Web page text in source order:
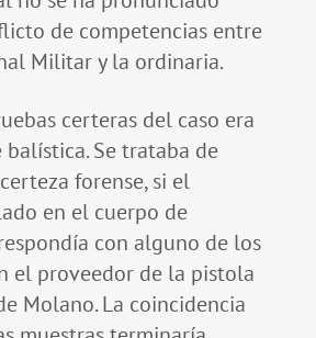
de competencias entre
Militar y la ordinaria.
certeras del caso era
Se trataba de
forense, si el
en el cuerpo de
con alguno de los
el proveedor de la pistola
Molano. La coincidencia